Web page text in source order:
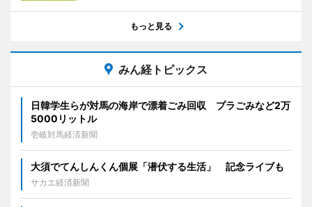
もっと見る
みん経トピックス
日韓学生らが対馬の海岸で漂着ごみ回収 プラごみなど2万
5000リットル
壱岐対馬経済新聞
大須でてんしんくん個展「潜伏する生活」 記念ライブも
サカエ経済新聞